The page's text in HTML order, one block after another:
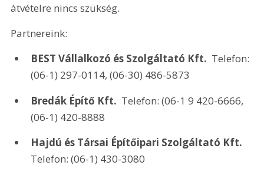
átvételre nincs szükség.
Partnereink:
BEST Vállalkozó és Szolgáltató Kft. Telefon:
(06-1) 297-0114, (06-30) 486-5873
Bredák Építő Kft. Telefon: (06-1 9 420-6666,
(06-1) 420-8888
Hajdú és Társai Építőipari Szolgáltató Kft.
Telefon: (06-1) 430-3080